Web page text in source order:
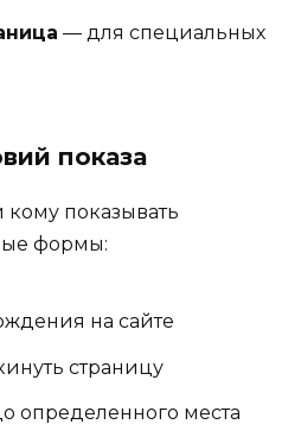
— для специальных
показа
показывать
формы:
на сайте
страницу
определенного места